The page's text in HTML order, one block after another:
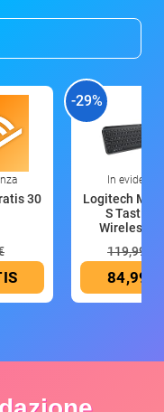
30
-29%
In evidenza
Logitech MX
S Tastiera
Wireless
119,99 €
84,99 €